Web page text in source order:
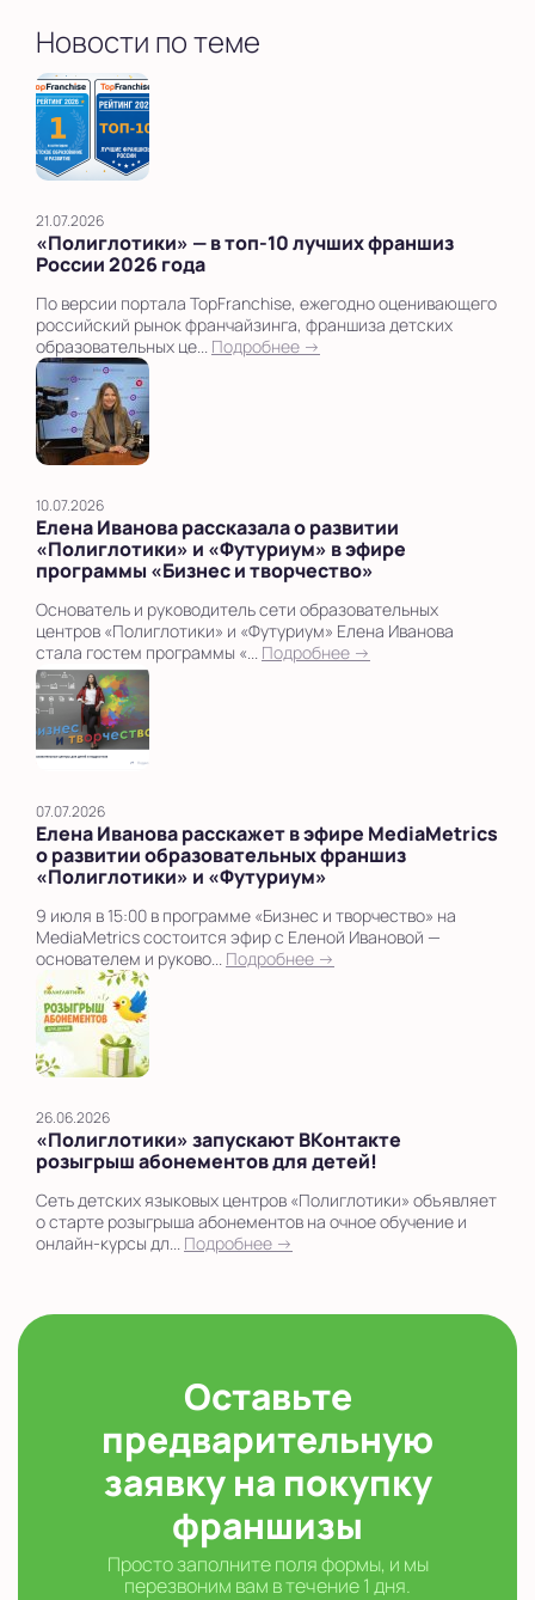
Новости по теме
21.07.2026
«Полиглотики» — в топ‑10 лучших франшиз
России 2026 года
По версии портала TopFranchise, ежегодно оценивающего
российский рынок франчайзинга, франшиза детских
образовательных це... Подробнее →
10.07.2026
Елена Иванова рассказала о развитии
«Полиглотики» и «Футуриум» в эфире
программы «Бизнес и творчество»
Основатель и руководитель сети образовательных
центров «Полиглотики» и «Футуриум» Елена Иванова
стала гостем программы «... Подробнее →
07.07.2026
Елена Иванова расскажет в эфире MediaMetrics
о развитии образовательных франшиз
«Полиглотики» и «Футуриум»
9 июля в 15:00 в программе «Бизнес и творчество» на
MediaMetrics состоится эфир с Еленой Ивановой —
основателем и руково... Подробнее →
26.06.2026
«Полиглотики» запускают ВКонтакте
розыгрыш абонементов для детей!
Сеть детских языковых центров «Полиглотики» объявляет
о старте розыгрыша абонементов на очное обучение и
онлайн-курсы дл... Подробнее →
Оставьте
предварительную
заявку на покупку
франшизы
Просто заполните поля формы, и мы
перезвоним вам в течение 1 дня.